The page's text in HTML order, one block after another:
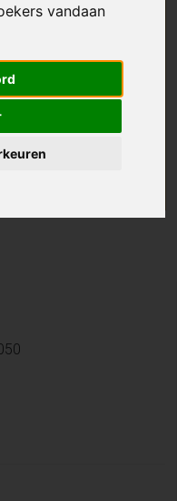
vandaan
zoeken
en we houden u op
aanbod.